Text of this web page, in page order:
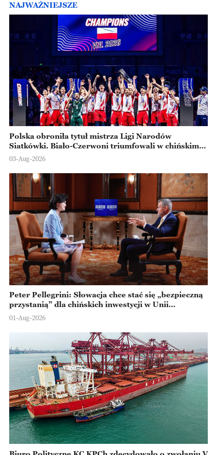
NAJWAŻNIEJSZE
Polska obroniła tytuł mistrza Ligi Narodów
Siatkówki. Biało-Czerwoni triumfowali w chińskim
Ningbo
03-Aug-2026
Peter Pellegrini: Słowacja chce stać się „bezpieczną
przystanią” dla chińskich inwestycji w Unii
Europejskiej
01-Aug-2026